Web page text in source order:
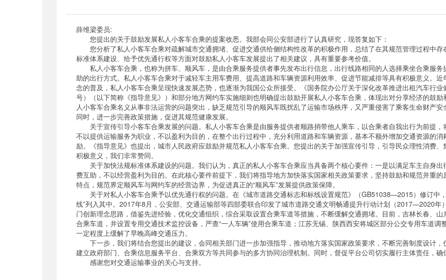
薛维梁委员:
您提出的关于鼓励发展私人小客车合乘的提案收悉。我部会同公安部进行了认真研究，现答复如下：
您分析了私人小客车合乘对疏解城市交通拥堵、促进交通供给侧结构性改革的积极作用，总结了在其规范管理过程中存
标准体系建设、给予优先通行权等方面对鼓励私人小客车发展提出了相关建议，具有重要参考价值。
私人小客车合乘，也称为拼车、顺风车，是由合乘服务提供者事先发布出行信息，出行线路相同的人选择乘坐合乘服务
助的出行方式。私人小客车合乘对于减轻车主用车费用、提高道路和车辆资源利用效率、促进节能减排等具有积极意义。近
念的普及，私人小客车合乘呈现快速发展态势，也逐渐为我国公众所接受。《国务院办公厅关于深化改革推进出租汽车行
号）（以下简称《指导意见》）和部分地方网约车实施细则也明确提出鼓励开展私人小客车合乘，体现出对分享经济的鼓
人小客车合乘名义从事非法运营的问题突出，缺乏规范引导的顺风车既扰乱了运输市场秩序，又严重侵害了乘客生命财产
同时，进一步完善政策措施，促进其规范健康发展。
关于宣传引导小客车合乘发展的问题。私人小客车合乘是由服务提供者顺路捎带他人乘车，以合乘者自我出行为前提，
不以提供运输服务为职业，不以盈利为目的，在整个出行过程中，充分利用道路和车辆资源，基本不额外增加交通资源的
励。《指导意见》也提出，城市人民政府应鼓励并规范私人小客车合乘。您提出的关于加强宣传引导，引导民众理性消费
积极意义，我们非常赞同。
关于加快法规标准体系建设的问题。我们认为，真正的私人小客车合乘应当具备两个核心要件：一是以满足车主自身出
费互助，不以经营盈利为目的。在此核心要件前提下，我们将指导地方加快落实国家相关政策要求，坚持鼓励和规范并重
特点，规范界定顺风车与网约车的经营边界，为促进真正的“顺风车”发展提供政策保障。
关于对私人小客车合乘予以优先通行权的问题。在《城市道路交通标志和标线设置规范》（GB51038—2015）修订中
线”列入其中。2017年8月，公安部、交通运输部等四部委联合印发了城市道路交通文明畅通提升行动计划（2017—2020年
门创新理念思路，借鉴先进经验，优化交通组织，综合采取设置合乘车道等措施，不断缓解交通拥堵。目前，吉林长春、
合乘车道，并设置专用交通技术监控设备，严查“一人车辆”使用合乘车道；江苏无锡、陕西西安将城区部分公交专用车道调
一定程度上缓解了早晚高峰交通压力。
下一步，我们将结合您提出的建议，会同相关部门进一步加强指导，推动地方落实国家政策要求，不断完善制度设计，
建立政府部门、合乘信息服务平台、合乘双方等共同参与的多方协同治理机制。同时，督促平台公司切实履行主体责任，确
感谢您对交通运输事业的关心与支持。